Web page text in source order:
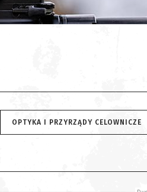
OPTYKA I PRZYRZĄDY CELOWNICZE